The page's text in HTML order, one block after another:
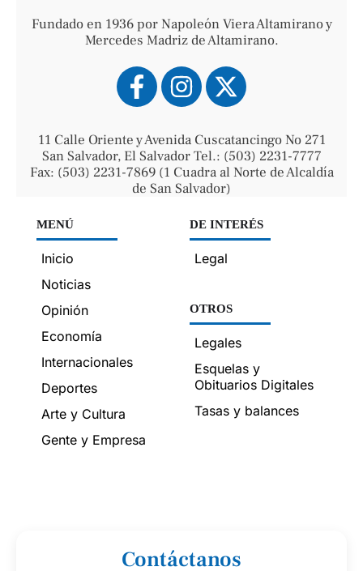
Fundado en 1936 por Napoleón Viera Altamirano y
Mercedes Madriz de Altamirano.
11 Calle Oriente y Avenida Cuscatancingo No 271
San Salvador, El Salvador Tel.: (503) 2231-7777
Fax: (503) 2231-7869 (1 Cuadra al Norte de Alcaldía
de San Salvador)
MENÚ
Inicio
Noticias
Opinión
Economía
Internacionales
Deportes
Arte y Cultura
Gente y Empresa
DE INTERÉS
Legal
OTROS
Legales
Esquelas y
Obituarios Digitales
Tasas y balances
Contáctanos